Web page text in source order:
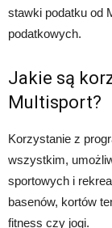
stawki podatku od
podatkowych.
Jakie są
Multisport?
Korzystanie z
wszystkim,
sportowych i
basenów, kortów
fitness czy jogi.